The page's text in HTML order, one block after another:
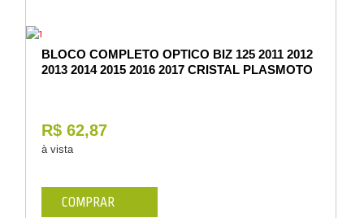
BLOCO COMPLETO OPTICO BIZ 125 2011 2012
2013 2014 2015 2016 2017 CRISTAL PLASMOTO
R$ 62,87
à vista
COMPRAR